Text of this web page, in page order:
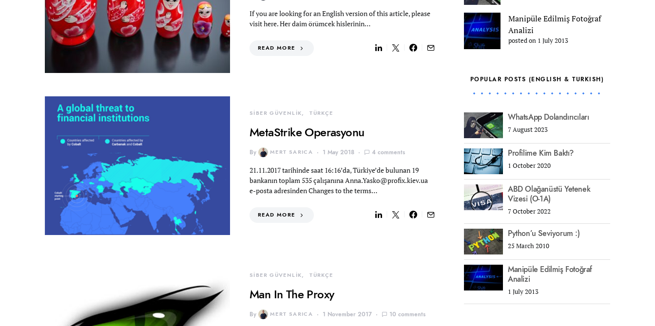
If you are looking for an English version of this article, please
visit here. Her daim örümcek hislerinin…
READ MORE
SİBER GÜVENLİK TÜRKÇE
MetaStrike Operasyonu
By MERT SARICA 1 May 2018 4 comments
21.11.2017 tarihinde saat 16:16’da, Türkiye’de bulunan 19
bankanın toplam 535 çalışanınaAnna.Yasko@profix.kiev.ua
e-posta adresinden Changes to the terms…
READ MORE
SİBER GÜVENLİK TÜRKÇE
Man In The Proxy
By MERT SARICA 1 November 2017 10 comments
Manipüle Edilmiş Fotoğraf
Analizi
posted on 1 July 2013
POPULAR POSTS (ENGLISH & TURKISH)
WhatsApp Dolandırıcıları
7 August 2023
Profilime Kim Baktı?
1 October 2020
ABD Olağanüstü Yetenek
Vizesi (O-1A)
7 October 2022
Python’u Seviyorum :)
25 March 2010
Manipüle Edilmiş Fotoğraf
Analizi
1 July 2013